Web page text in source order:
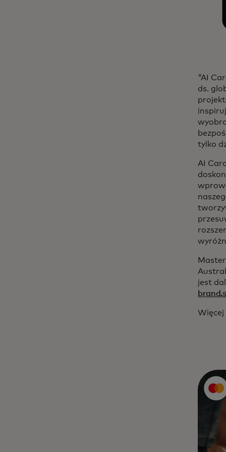
"AI
ds.
tylko
AI
jest
Więcej